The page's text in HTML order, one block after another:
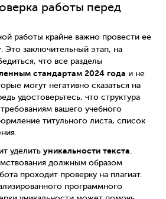
работы перед
работы крайне важно провести ее
. Это заключительный этап, на
что все разделы
стандартам 2024 года и не
могут негативно сказаться на
удостоверьтесь, что структура
вашего учебного
титульного листа, список
уделить уникальности текста.
должным образом
проходит проверку на плагиат.
программного